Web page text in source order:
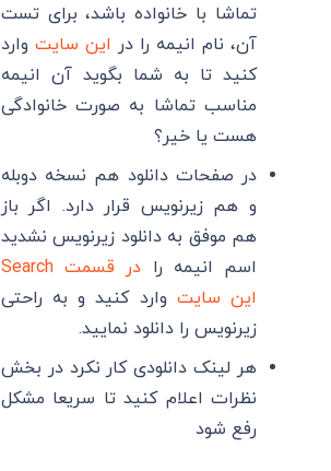
تماشا با خانواده باشد، برای تست
آن، نام انیمه را در این سایت وارد
کنید تا به شما بگوید آن انیمه
مناسب تماشا به صورت خانوادگی
هست یا خیر؟
در صفحات دانلود هم نسخه دوبله
و هم زیرنویس قرار دارد. اگر باز
هم موفق به دانلود زیرنویس نشدید
اسم انیمه را
در قسمت Search
این سایت وارد کنید و به راحتی
زیرنویس را دانلود نمایید.
هر لینک دانلودی کار نکرد در بخش
نظرات اعلام کنید تا سریعا مشکل
رفع شود